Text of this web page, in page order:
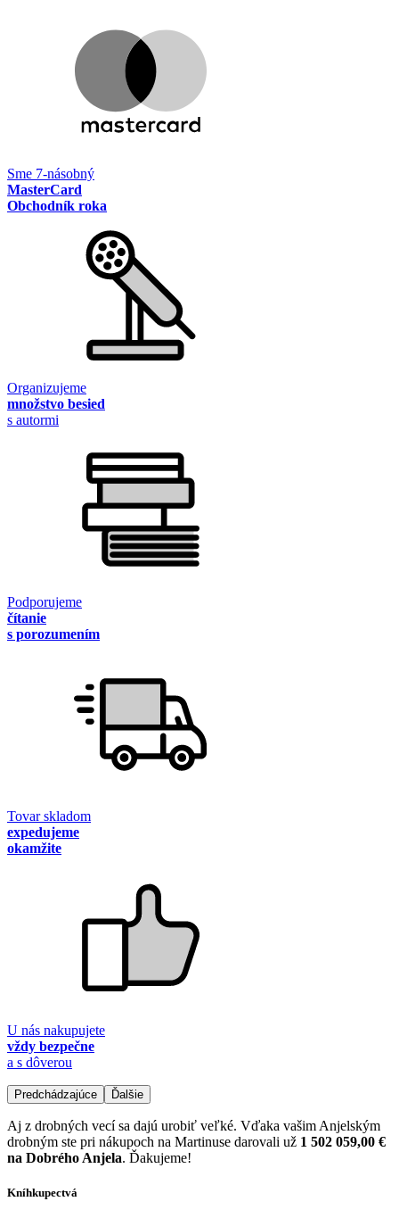
Sme 7-násobný
MasterCard
Obchodník roka
Organizujeme
množstvo besied
s autormi
Podporujeme
čítanie
s porozumením
Tovar skladom
expedujeme
okamžite
U nás nakupujete
vždy bezpečne
a s dôverou
Predchádzajúce Ďalšie
Aj z drobných vecí sa dajú urobiť veľké. Vďaka vašim Anjelským
drobným ste pri nákupoch na Martinuse darovali už 1 502 059,00 €
na Dobrého Anjela. Ďakujeme!
Kníhkupectvá